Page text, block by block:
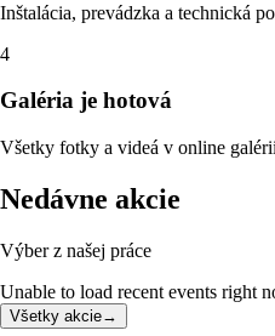
Inštalácia, prevádzka a technická
4
Galéria je hotová
Všetky fotky a videá v online galérii
Nedávne akcie
Výber z našej práce
Unable to load recent events right
Všetky akcie→